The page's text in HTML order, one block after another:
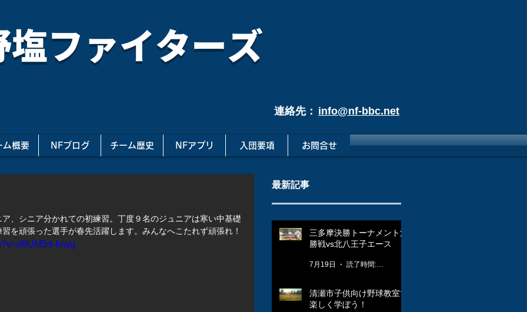
塩ファイターズ
連絡先： info@nf-bbc.net
ム概要 NFブログ チーム歴史 NFアプリ 入団要項 お問合せ
、シニア分かれての初練習。丁度９名のジュニアは寒い中基礎
を頑張った選手が春先活躍します。みんなへこたれず頑張れ！
fowg
最新記事
三多摩決勝トーナメント決
勝戦vs北八王子エース
7月19日
清瀬市子供向け野球教室で
楽しく学ぼう！